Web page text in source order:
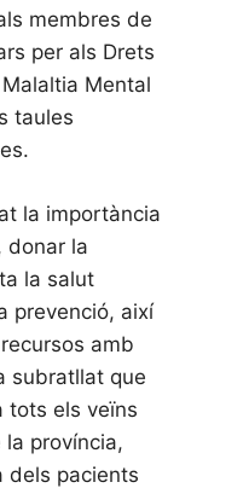
membres de
per als Drets
Mental
taules
la importància
donar la
la salut
prevenció, així
amb
subratllat que
tots els veïns
província,
dels pacients